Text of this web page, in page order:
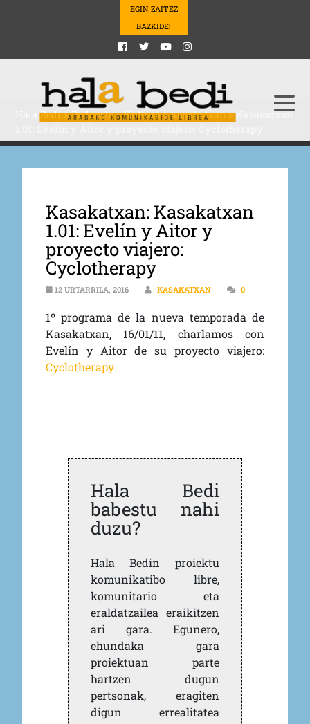
EGIN ZAITEZ
BAZKIDE!
Hala Bedi>Podcasts>Kultura>kasakatxan> Kasakatxan
Kasakatxan: Kasakatxan
1.01: Evelín y Aitor y
proyecto viajero:
Cyclotherapy
12 URTARRILA, 2016 KASAKATXAN 0
1º programa de la nueva temporada de
Kasakatxan, 16/01/11, charlamos con
Evelín y Aitor de su proyecto viajero:
Cyclotherapy
Hala Bedi
babestu nahi
duzu?
Hala Bedin proiektu
komunikatibo libre,
komunitario eta
eraldatzailea eraikitzen
ari gara. Egunero,
ehundaka gara
proiektuan parte
hartzen dugun
pertsonak, eragiten
digun errealitatea